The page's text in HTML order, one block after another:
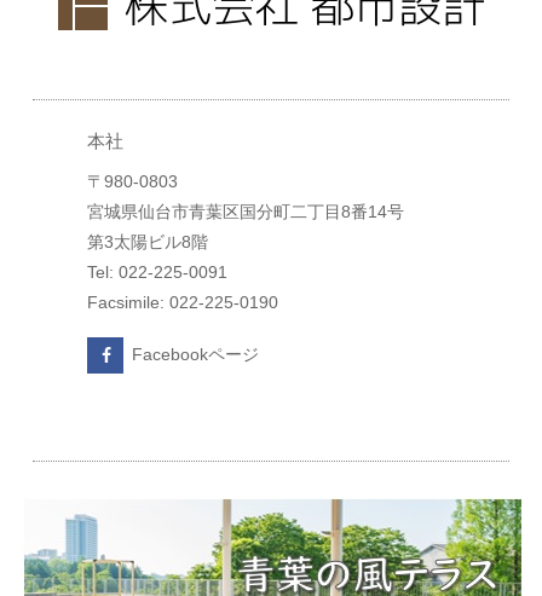
本社
〒980-0803
宮城県仙台市青葉区国分町二丁目8番14号
第3太陽ビル8階
Tel: 022-225-0091
Facsimile: 022-225-0190
Facebookページ